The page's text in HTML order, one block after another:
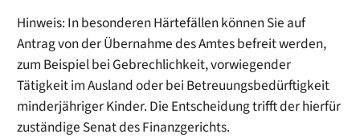
Hinweis: In besonderen Härtefällen können Sie auf
Antrag von der Übernahme des Amtes befreit werden,
zum Beispiel bei Gebrechlichkeit, vorwiegender
Tätigkeit im Ausland oder bei Betreuungsbedürftigkeit
minderjähriger Kinder. Die Entscheidung trifft der hierfür
zuständige Senat des Finanzgerichts.